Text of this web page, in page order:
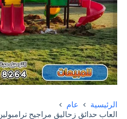
الرئيسية
عام
العاب حدائق زحاليق مراجيح